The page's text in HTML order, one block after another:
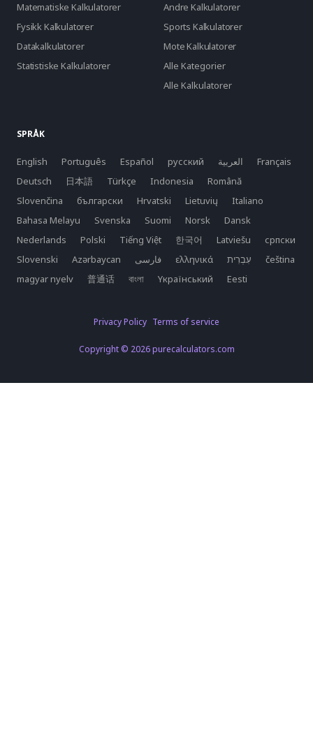
Matematiske Kalkulatorer
Andre Kalkulatorer
Fysikk Kalkulatorer
Sports Kalkulatorer
Datakalkulatorer
Mote Kalkulatorer
Statistiske Kalkulatorer
Alle Kategorier
Alle Kalkulatorer
SPRÅK
English Português Español русский العربية
Français
Deutsch
日本語 Türkçe Indonesia
Română
Slovenčina
български Hrvatski Lietuvių
Italiano
Bahasa Melayu
Svenska Suomi Norsk
Dansk
Nederlands
Polski Tiếng Việt 한국어 Latviešu
српски
Slovenski
Azərbaycan فارسی ελληνικά
čeština
magyar nyelv
普通话 বাংলা Yкраїнський Eesti
Privacy Policy Terms of service
Copyright © 2026 purecalculators.com